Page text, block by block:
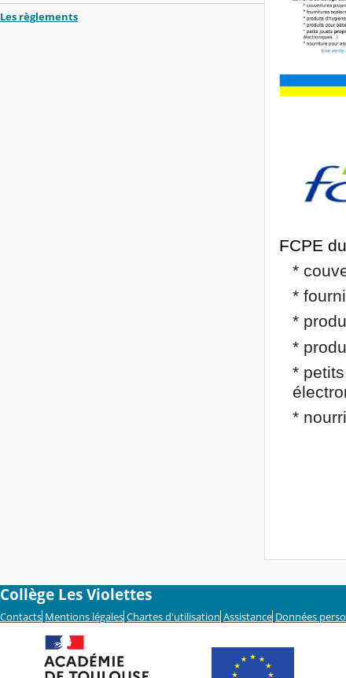
Les règlements
La FCPE
*
*
*
*
*
*
Collège Les Violettes
Contacts Mentions légales Chartes d'utilisation Assistance Données